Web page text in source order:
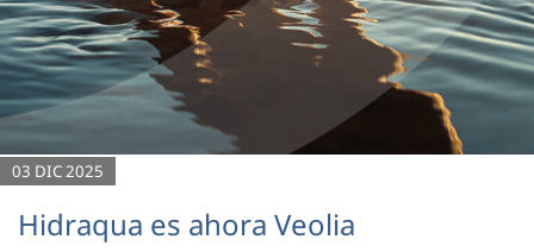
03 DIC 2025
Hidraqua es ahora Veolia